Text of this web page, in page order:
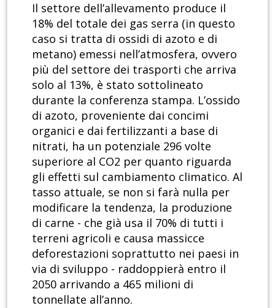
Il settore dell’allevamento produce il
18% del totale dei gas serra (in questo
caso si tratta di ossidi di azoto e di
metano) emessi nell’atmosfera, ovvero
più del settore dei trasporti che arriva
solo al 13%, è stato sottolineato
durante la conferenza stampa. L’ossido
di azoto, proveniente dai concimi
organici e dai fertilizzanti a base di
nitrati, ha un potenziale 296 volte
superiore al CO2 per quanto riguarda
gli effetti sul cambiamento climatico. Al
tasso attuale, se non si farà nulla per
modificare la tendenza, la produzione
di carne - che già usa il 70% di tutti i
terreni agricoli e causa massicce
deforestazioni soprattutto nei paesi in
via di sviluppo - raddoppierà entro il
2050 arrivando a 465 milioni di
tonnellate all’anno.